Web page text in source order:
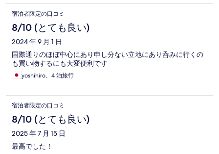
宿泊者限定の口コミ
8/10 (とても良い)
2024 年 9 月 1 日
国際通りのほぼ中心にあり申し分ない立地にあり呑みに行くの
も買い物するにも大変便利です
yoshihiro、4 泊旅行
宿泊者限定の口コミ
8/10 (とても良い)
2025 年 7 月 15 日
最高でした！